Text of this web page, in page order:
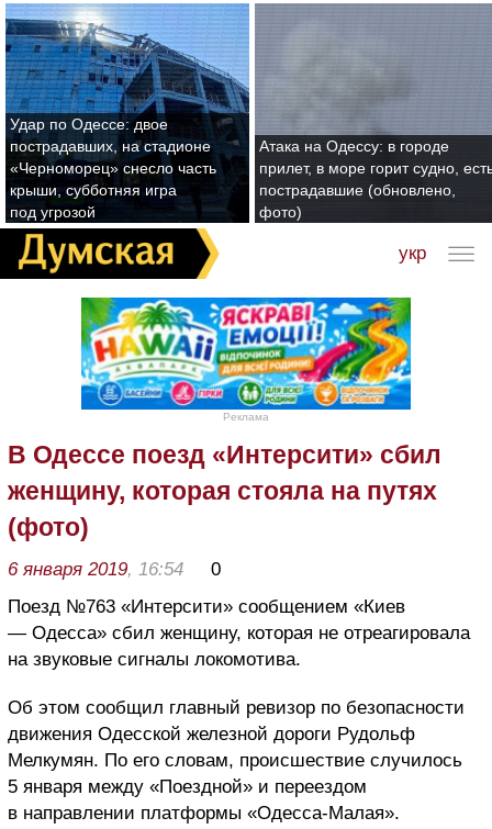
Удар по Одессе: двое
пострадавших, на стадионе
«Черноморец» снесло часть
крыши, субботняя игра
под угрозой
Атака на Одессу: в городе
прилет, в море горит судно,
пострадавшие (обновлено,
фото)
укр
Реклама
В Одессе поезд «Интерсити» сбил
женщину, которая стояла на путях
(фото)
6 января 2019, 16:54
0
Поезд №763 «Интерсити» сообщением «Киев
— Одесса» сбил женщину, которая не отреагировала
на звуковые сигналы локомотива.
Об этом сообщил главный ревизор по безопасности
движения Одесской железной дороги Рудольф
Мелкумян. По его словам, происшествие случилось
5 января между «Поездной» и переездом
в направлении платформы «Одесса-Малая».